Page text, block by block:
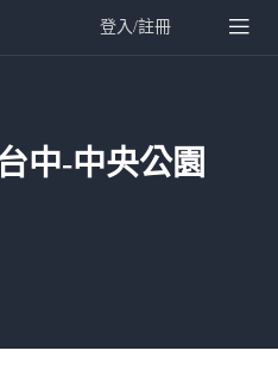
登入/註冊
中-中央公園